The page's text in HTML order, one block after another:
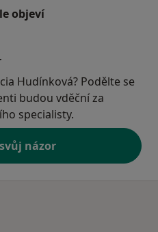
objeví
Hudínková? Podělte se
budou vděční za
specialisty.
názor